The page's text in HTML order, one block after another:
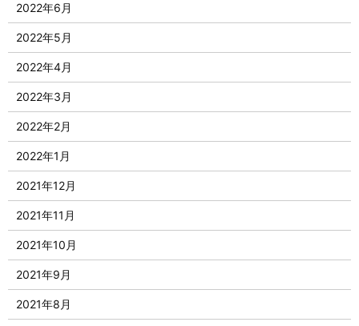
2022年6月
2022年5月
2022年4月
2022年3月
2022年2月
2022年1月
2021年12月
2021年11月
2021年10月
2021年9月
2021年8月